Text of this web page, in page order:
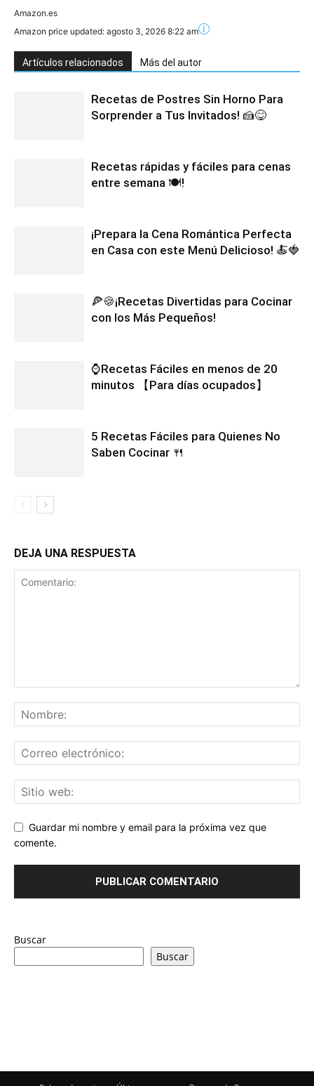
Amazon.es
Amazon price updated: agosto 3, 2026 8:22 am
Artículos relacionados Más del autor
Recetas de Postres Sin Horno Para
Sorprender a Tus Invitados! 🍰😋
Recetas rápidas y fáciles para cenas
entre semana 🍽️!
¡Prepara la Cena Romántica Perfecta
en Casa con este Menú Delicioso! 🍝🍓
🍕🍪¡Recetas Divertidas para Cocinar
con los Más Pequeños!
⌚Recetas Fáciles en menos de 20
minutos 【Para días ocupados】
5 Recetas Fáciles para Quienes No
Saben Cocinar 🍴
DEJA UNA RESPUESTA
Guardar mi nombre y email para la próxima vez que
comente.
Buscar
Buscar